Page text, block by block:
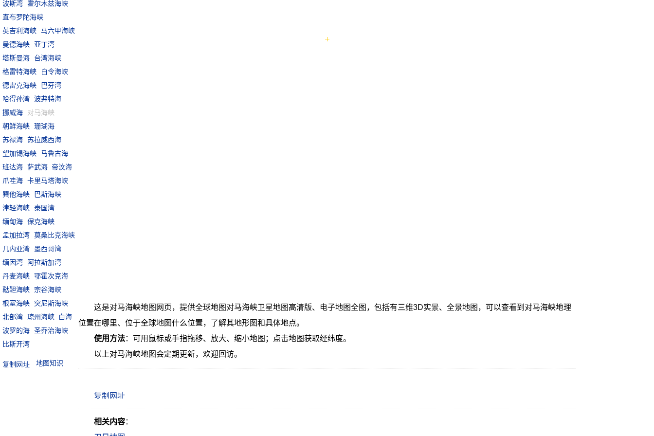
波斯湾
霍尔木兹海峡
直布罗陀海峡
英吉利海峡 马六甲海峡
曼德海峡
亚丁湾
塔斯曼海
台湾海峡
格雷特海峡
白令海峡
德雷克海峡
巴芬湾
哈得孙湾 波弗特海
挪威海
对马海峡
朝鲜海峡 珊瑚海
苏禄海 苏拉威西海
望加锡海峡 马鲁古海
班达海 萨武海 帝汶海
爪哇海 卡里马塔海峡
巽他海峡
巴斯海峡
津轻海峡 泰国湾
缅甸海 保克海峡
孟加拉湾 莫桑比克海峡
几内亚湾 墨西哥湾
缅因湾
阿拉斯加湾
丹麦海峡 鄂霍次克海
鞑靼海峡 宗谷海峡
根室海峡 突尼斯海峡
北部湾 琼州海峡
白海
波罗的海 圣乔治海峡
比斯开湾
地图知识
这是对马海峡地图网页，提供全球地图对马海峡卫星地图高清版、电子地图全图，包括有三维3D实景、全景地图，可以查看到对马海峡地理
位置在哪里、位于全球地图什么位置，了解其地形图和具体地点。
使用方法：可用鼠标或手指拖移、放大、缩小地图；点击地图获取经纬度。
以上对马海峡地图会定期更新，欢迎回访。
相关内容：